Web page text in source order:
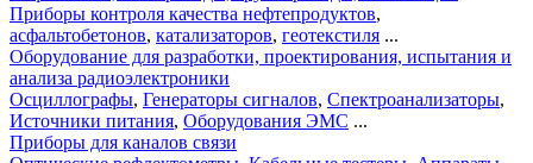
Приборы контроля качества нефтепродуктов,
асфальтобетонов, катализаторов, геотекстиля ...
Оборудование для разработки, проектирования, испытания и
анализа радиоэлектроники
Осциллографы, Генераторы сигналов, Спектроанализаторы,
Источники питания, Оборудования ЭМС ...
Приборы для каналов связи